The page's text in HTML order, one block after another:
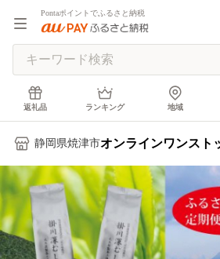
Pontaポイントでふるさと納税
返礼品 ランキング 地域
静岡県焼津市オンラインワンスト